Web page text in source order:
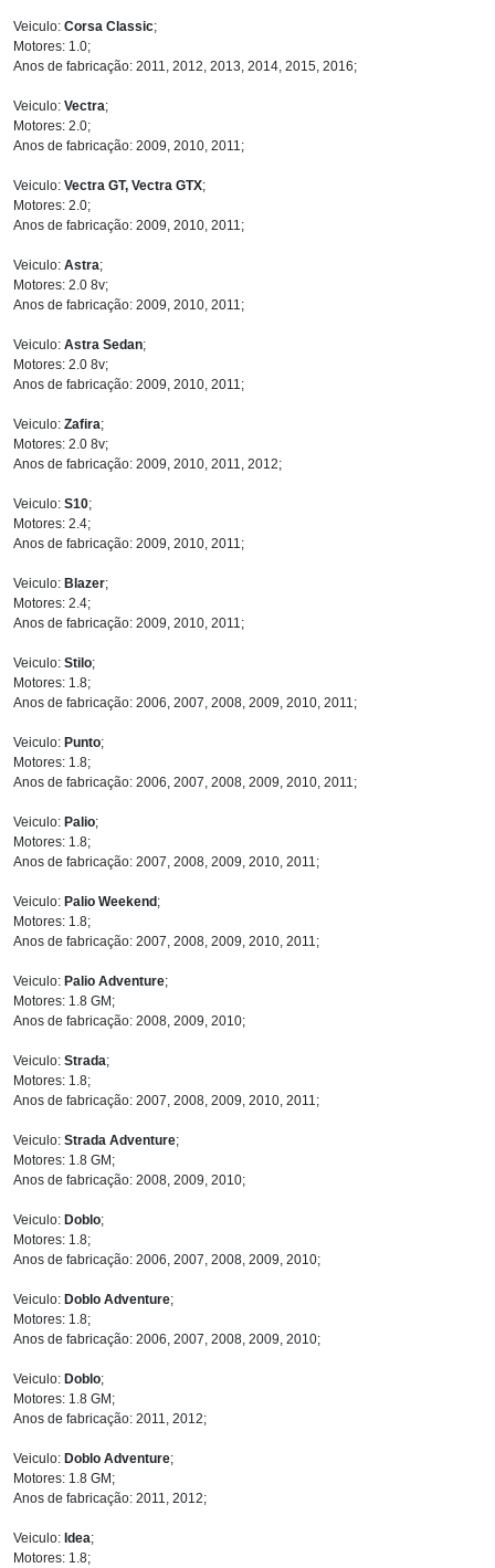
Veiculo: Corsa Classic;
Motores: 1.0;
Anos de fabricação: 2011, 2012, 2013, 2014, 2015, 2016;
Veiculo: Vectra;
Motores: 2.0;
Anos de fabricação: 2009, 2010, 2011;
Veiculo: Vectra GT, Vectra GTX;
Motores: 2.0;
Anos de fabricação: 2009, 2010, 2011;
Veiculo: Astra;
Motores: 2.0 8v;
Anos de fabricação: 2009, 2010, 2011;
Veiculo: Astra Sedan;
Motores: 2.0 8v;
Anos de fabricação: 2009, 2010, 2011;
Veiculo: Zafira;
Motores: 2.0 8v;
Anos de fabricação: 2009, 2010, 2011, 2012;
Veiculo: S10;
Motores: 2.4;
Anos de fabricação: 2009, 2010, 2011;
Veiculo: Blazer;
Motores: 2.4;
Anos de fabricação: 2009, 2010, 2011;
Veiculo: Stilo;
Motores: 1.8;
Anos de fabricação: 2006, 2007, 2008, 2009, 2010, 2011;
Veiculo: Punto;
Motores: 1.8;
Anos de fabricação: 2006, 2007, 2008, 2009, 2010, 2011;
Veiculo: Palio;
Motores: 1.8;
Anos de fabricação: 2007, 2008, 2009, 2010, 2011;
Veiculo: Palio Weekend;
Motores: 1.8;
Anos de fabricação: 2007, 2008, 2009, 2010, 2011;
Veiculo: Palio Adventure;
Motores: 1.8 GM;
Anos de fabricação: 2008, 2009, 2010;
Veiculo: Strada;
Motores: 1.8;
Anos de fabricação: 2007, 2008, 2009, 2010, 2011;
Veiculo: Strada Adventure;
Motores: 1.8 GM;
Anos de fabricação: 2008, 2009, 2010;
Veiculo: Doblo;
Motores: 1.8;
Anos de fabricação: 2006, 2007, 2008, 2009, 2010;
Veiculo: Doblo Adventure;
Motores: 1.8;
Anos de fabricação: 2006, 2007, 2008, 2009, 2010;
Veiculo: Doblo;
Motores: 1.8 GM;
Anos de fabricação: 2011, 2012;
Veiculo: Doblo Adventure;
Motores: 1.8 GM;
Anos de fabricação: 2011, 2012;
Veiculo: Idea;
Motores: 1.8;